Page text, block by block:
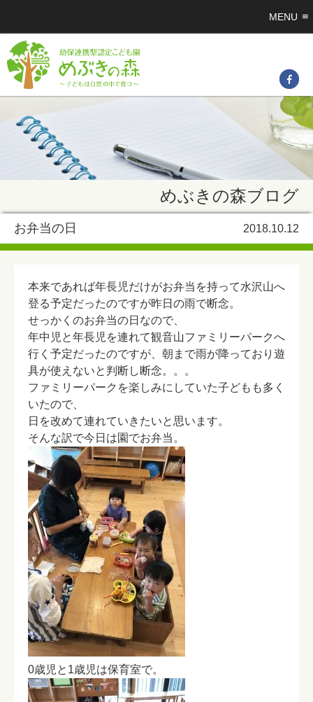
MENU
めぶきの森ブログ
お弁当の日 2018.10.12
本来であれば年長児だけがお弁当を持って水沢山へ
登る予定だったのですが昨日の雨で断念。
せっかくのお弁当の日なので、
年中児と年長児を連れて観音山ファミリーパークへ
行く予定だったのですが、朝まで雨が降っており遊
具が使えないと判断し断念。。。
ファミリーパークを楽しみにしていた子どもも多く
いたので、
日を改めて連れていきたいと思います。
そんな訳で今日は園でお弁当。
0歳児と1歳児は保育室で。